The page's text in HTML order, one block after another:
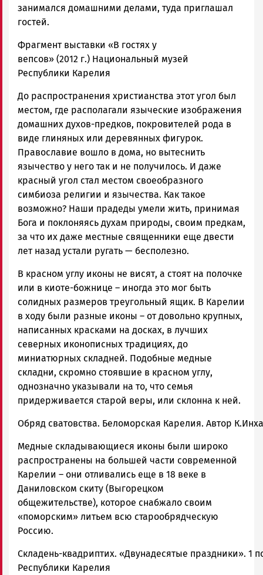
занимался домашними делами, туда приглашал
гостей.
Фрагмент выставки «В гостях у
вепсов» (2012 г.) Национальный музей
Республики Карелия
До распространения христианства этот угол был
местом, где располагали языческие изображения
домашних духов-предков, покровителей рода в
виде глиняных или деревянных фигурок.
Православие вошло в дома, но вытеснить
язычество у него так и не получилось. И даже
красный угол стал местом своеобразного
симбиоза религии и язычества. Как такое
возможно? Наши прадеды умели жить, принимая
Бога и поклоняясь духам природы, своим предкам,
за что их даже местные священники еще двести
лет назад устали ругать — бесполезно.
В красном углу иконы не висят, а стоят на полочке
или в киоте-божнице – иногда это мог быть
солидных размеров треугольный ящик. В Карелии
в ходу были разные иконы – от довольно крупных,
написанных красками на досках, в лучших
северных иконописных традициях, до
миниатюрных складней. Подобные медные
складни, скромно стоявшие в красном углу,
однозначно указывали на то, что семья
придерживается старой веры, или склонна к ней.
Обряд сватовства. Беломорская Карелия. Автор
Медные складывающиеся иконы были широко
распространены на большей части современной
Карелии – они отливались еще в 18 веке в
Даниловском скиту (Выгорецком
общежительстве), которое снабжало своим
«поморским» литьем всю старообрядческую
Россию.
Складень-квадриптих. «Двунадесятые праздники». 1
Республики Карелия